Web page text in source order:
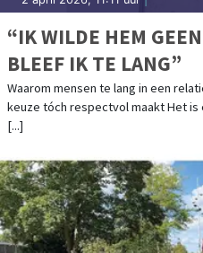
“IK WILDE HEM
BLEEF IK TE LANG”
Waarom mensen te lang in een
keuze tóch respectvol maakt Het
[...]